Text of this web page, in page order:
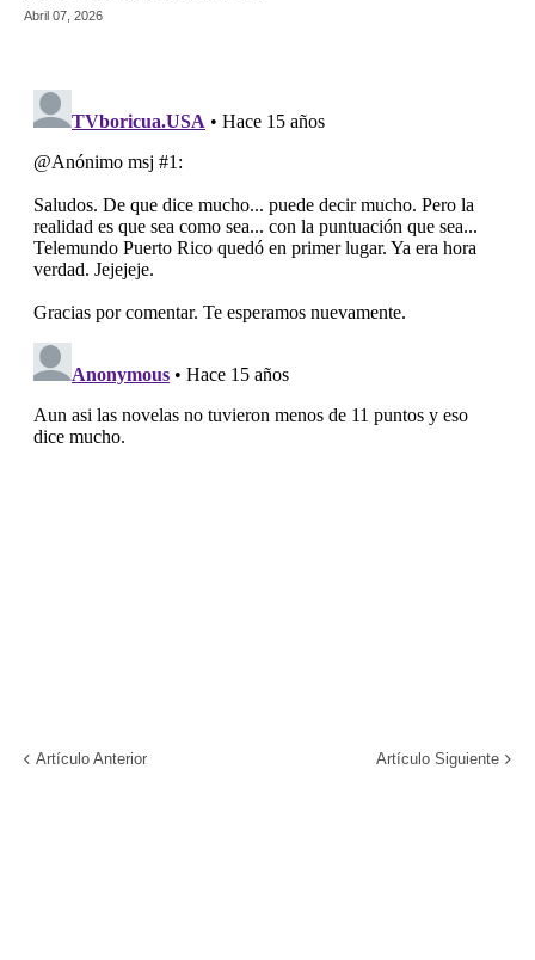
Abril 07, 2026
Artículo Anterior Artículo Siguiente